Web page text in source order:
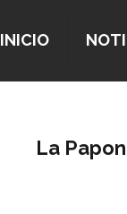
INICIO
La